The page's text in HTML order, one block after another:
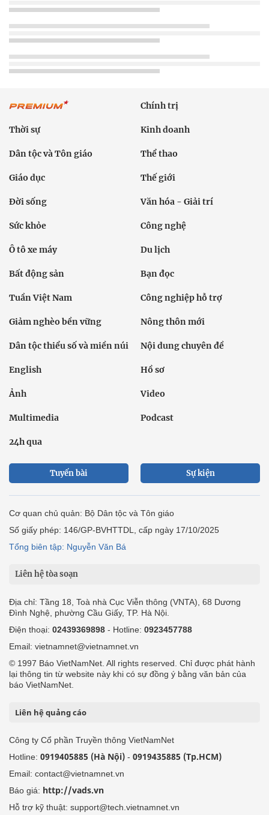
Chính trị
Thời sự Kinh doanh
Dân tộc và Tôn giáo Thể thao
Giáo dục Thế giới
Đời sống Văn hóa - Giải trí
Sức khỏe Công nghệ
Ô tô xe máy Du lịch
Bất động sản Bạn đọc
Tuần Việt Nam Công nghiệp hỗ trợ
Giảm nghèo bền vững Nông thôn mới
Dân tộc thiểu số và miền núi Nội dung chuyên đề
English Hồ sơ
Ảnh Video
Multimedia Podcast
24h qua
Tuyến bài Sự kiện
Cơ quan chủ quản: Bộ Dân tộc và Tôn giáo
Số giấy phép: 146/GP-BVHTTDL, cấp ngày 17/10/2025
Tổng biên tập: Nguyễn Văn Bá
Liên hệ tòa soạn
Địa chỉ: Tầng 18, Toà nhà Cục Viễn thông (VNTA), 68 Dương
Đình Nghệ, phường Cầu Giấy, TP. Hà Nội.
Điện thoại: 02439369898 - Hotline: 0923457788
Email: vietnamnet@vietnamnet.vn
© 1997 Báo VietNamNet. All rights reserved. Chỉ được phát hành
lại thông tin từ website này khi có sự đồng ý bằng văn bản của
báo VietNamNet.
Liên hệ quảng cáo
Công ty Cổ phần Truyền thông VietNamNet
Hotline: 0919405885 (Hà Nội) - 0919435885 (Tp.HCM)
Email: contact@vietnamnet.vn
Báo giá: http://vads.vn
Hỗ trợ kỹ thuật: support@tech.vietnamnet.vn